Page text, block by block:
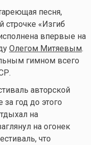
песня,
строчке «Изгиб
впервые на
Олегом Митяевым.
гимном всего
авторской
год до этого
на
на огонек
что